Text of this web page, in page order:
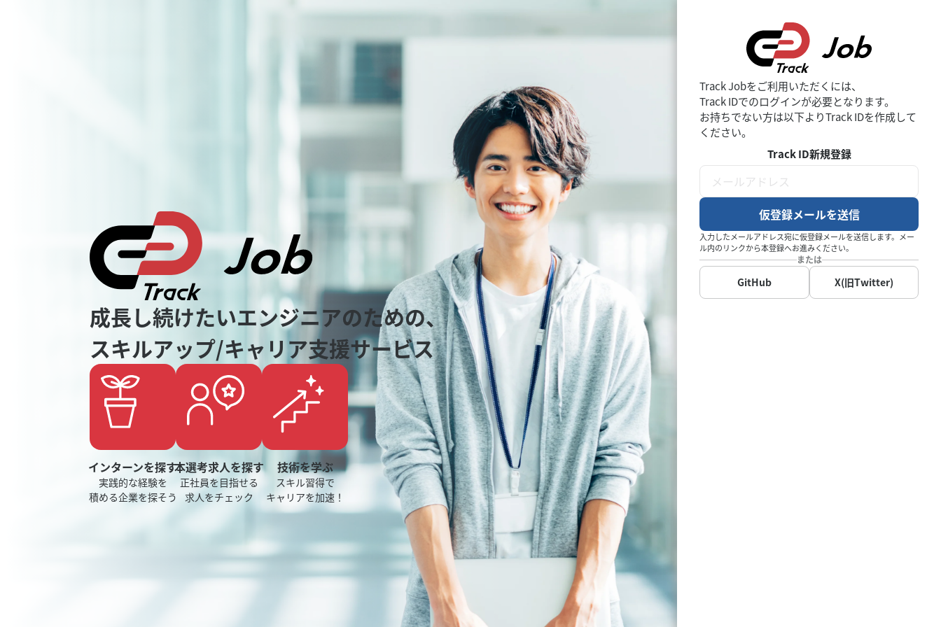
成長し続けたいエンジニアのための、
スキルアップ/キャリア支援サービス
インターンを探す
実践的な経験を
積める企業を探そう
本選考求人を探す
正社員を目指せる
求人をチェック
技術を学ぶ
スキル習得で
キャリアを加速！
Track Jobをご利用いただくには、
Track IDでのログインが必要となります。
お持ちでない方は以下よりTrack IDを作成して
ください。
Track ID新規登録
仮登録メールを送信
入力したメールアドレス宛に仮登録メールを送信します。メー
ル内のリンクから本登録へお進みください。
または
GitHub X(旧Twitter)